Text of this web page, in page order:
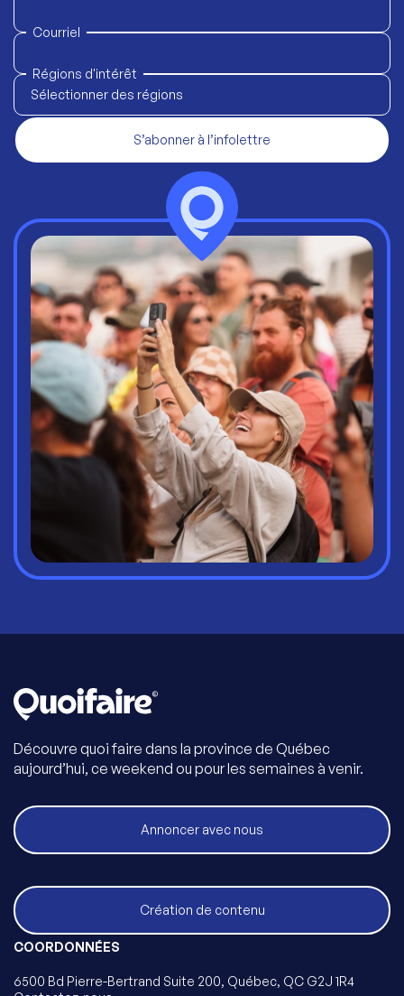
Courriel
Régions d'intérêt
Sélectionner des régions
S’abonner à l’infolettre
Découvre quoi faire dans la province de Québec
aujourd’hui, ce weekend ou pour les semaines à venir.
Annoncer avec nous
Création de contenu
COORDONNÉES
6500 Bd Pierre-Bertrand Suite 200, Québec, QC G2J 1R4